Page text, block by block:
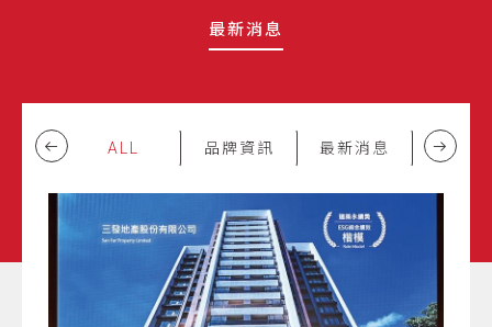
最新消息
ALL 品牌資訊 最新消息 回饋活